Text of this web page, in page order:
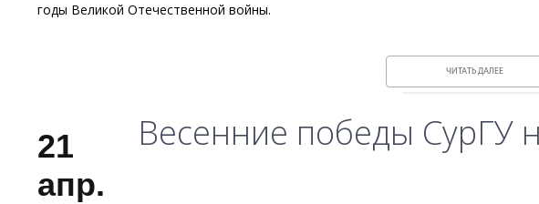
годы Великой Отечественной войны.
ЧИТАТЬ ДАЛЕЕ
21
апр.
Весенние победы СурГУ